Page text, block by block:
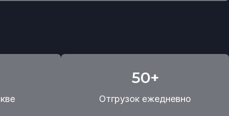
50+
Отгрузок ежедневно